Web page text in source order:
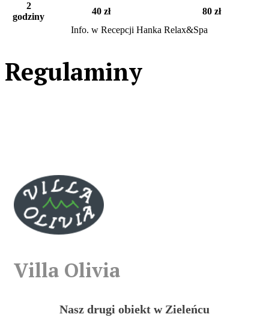
2
godziny
40 zł
80 zł
Info. w Recepcji Hanka Relax&Spa
Regulaminy
Villa Olivia
Nasz drugi obiekt w Zieleńcu